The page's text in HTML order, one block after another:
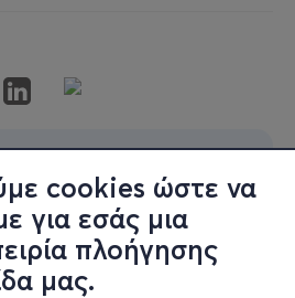
cookies ώστε να
για εσάς μια
πλοήγησης
μας.